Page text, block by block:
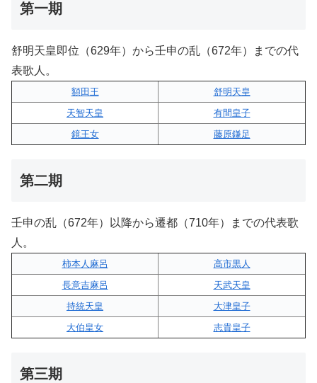
第一期
舒明天皇即位（629年）から壬申の乱（672年）までの代
表歌人。
額田王
舒明天皇
天智天皇
有間皇子
鏡王女
藤原鎌足
第二期
壬申の乱（672年）以降から遷都（710年）までの代表歌
人。
柿本人麻呂
高市黒人
長意吉麻呂
天武天皇
持統天皇
大津皇子
大伯皇女
志貴皇子
第三期